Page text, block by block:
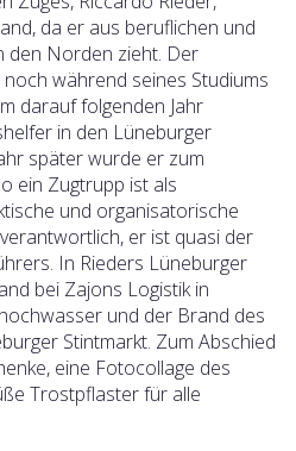
da er aus beruflichen und
den Norden zieht. Der
während seines Studiums
darauf folgenden Jahr
in den Lüneburger
später wurde er zum
ein Zugtrupp ist als
und organisatorische
er ist quasi der
In Rieders Lüneburger
bei Zajons Logistik in
und der Brand des
Stintmarkt. Zum Abschied
eine Fotocollage des
Trostpflaster für alle